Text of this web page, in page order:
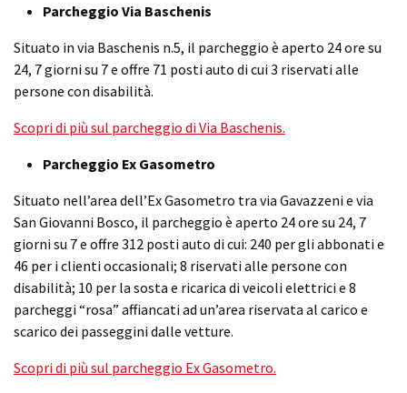
Parcheggio Via Baschenis
Situato in via Baschenis n.5, il parcheggio è aperto 24 ore su
24, 7 giorni su 7 e offre 71 posti auto di cui 3 riservati alle
persone con disabilità.
Scopri di più sul parcheggio di Via Baschenis.
Parcheggio Ex Gasometro
Situato nell’area dell’Ex Gasometro tra via Gavazzeni e via
San Giovanni Bosco, il parcheggio è aperto 24 ore su 24, 7
giorni su 7 e offre 312 posti auto di cui: 240 per gli abbonati e
46 per i clienti occasionali; 8 riservati alle persone con
disabilità; 10 per la sosta e ricarica di veicoli elettrici e 8
parcheggi “rosa” affiancati ad un’area riservata al carico e
scarico dei passeggini dalle vetture.
Scopri di più sul parcheggio Ex Gasometro.